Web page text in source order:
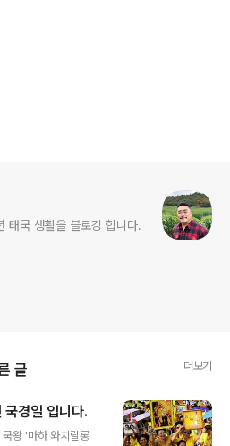
태국 생활을 블로깅 합니다.
글 더보기
경일 입니다.
왕 '마하 와치랄롱